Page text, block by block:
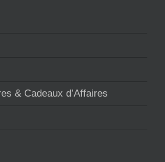
& Cadeaux d’Affaires